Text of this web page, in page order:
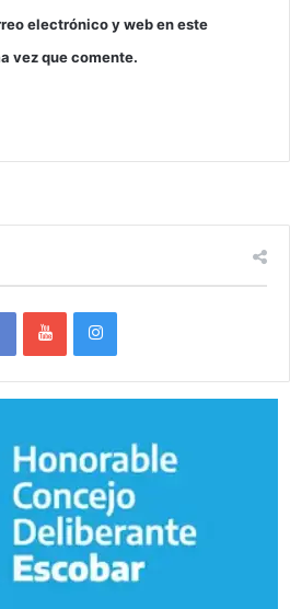
electrónico y web en este
vez que comente.